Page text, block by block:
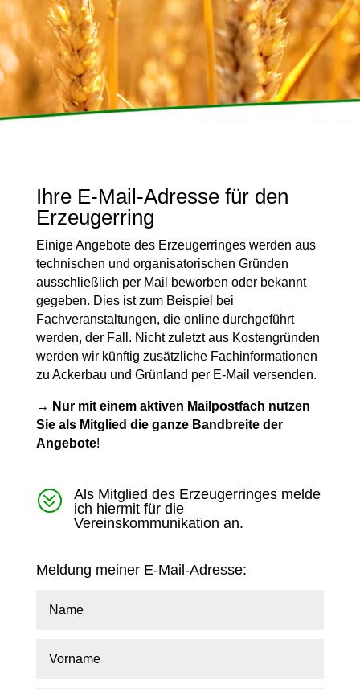
Ihre E-Mail-Adresse für den
Erzeugerring
Einige Angebote des Erzeugerringes werden aus
technischen und organisatorischen Gründen
ausschließlich per Mail beworben oder bekannt
gegeben. Dies ist zum Beispiel bei
Fachveranstaltungen, die online durchgeführt
werden, der Fall. Nicht zuletzt aus Kostengründen
werden wir künftig zusätzliche Fachinformationen
zu Ackerbau und Grünland per E-Mail versenden.
→ Nur mit einem aktiven Mailpostfach nutzen
Sie als Mitglied die ganze Bandbreite der
Angebote!
?
Als Mitglied des Erzeugerringes melde
ich hiermit für die
Vereinskommunikation an.
Meldung meiner E-Mail-Adresse: